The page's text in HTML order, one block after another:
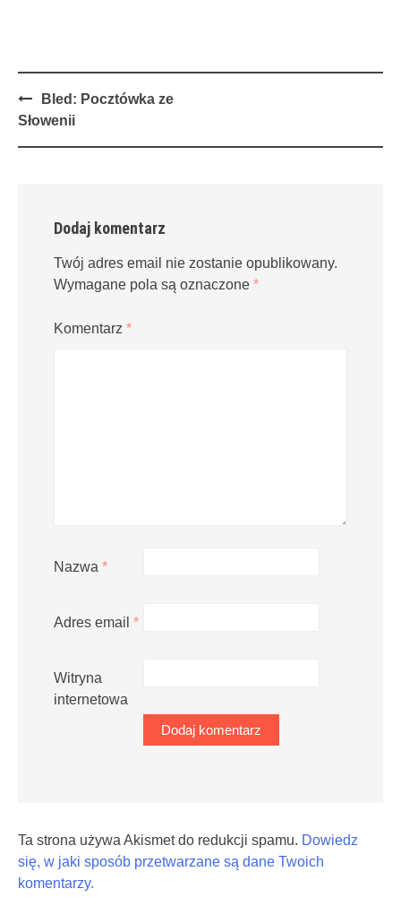
Post
navigation
Bled: Pocztówka ze
Słowenii
Dodaj komentarz
Twój adres email nie zostanie opublikowany.
Wymagane pola są oznaczone *
Komentarz *
Nazwa *
Adres email *
Witryna
internetowa
Ta strona używa Akismet do redukcji spamu. Dowiedz
się, w jaki sposób przetwarzane są dane Twoich
komentarzy.